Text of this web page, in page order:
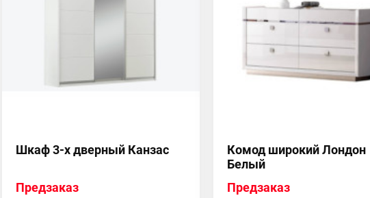
Шкаф 3-х дверный Канзас
Предзаказ
Комод широкий Лондон
Белый
Предзаказ